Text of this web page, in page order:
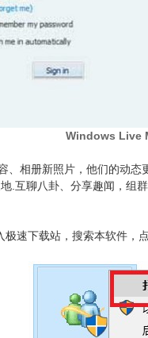
Windows Live
相册新照片，他们的动
.互聊八卦、分享趣闻，组
速下载站，搜索本软件